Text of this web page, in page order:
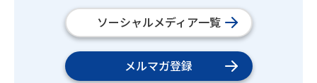
ソーシャルメディア一覧
メルマガ登録